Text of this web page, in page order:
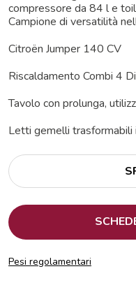
compressore da 84 l e
Campione di versatilità
Citroën Jumper 140 CV
Riscaldamento Combi 4
Tavolo con prolunga,
Letti gemelli trasformabili
Pesi regolamentari